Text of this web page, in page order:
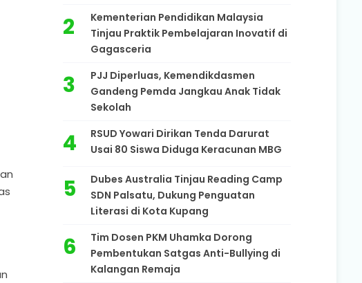
Kementerian Pendidikan Malaysia
Tinjau Praktik Pembelajaran Inovatif di
Gagasceria
PJJ Diperluas, Kemendikdasmen
Gandeng Pemda Jangkau Anak Tidak
Sekolah
RSUD Yowari Dirikan Tenda Darurat
Usai 80 Siswa Diduga Keracunan MBG
Dubes Australia Tinjau Reading Camp
SDN Palsatu, Dukung Penguatan
Literasi di Kota Kupang
Tim Dosen PKM Uhamka Dorong
Pembentukan Satgas Anti-Bullying di
Kalangan Remaja